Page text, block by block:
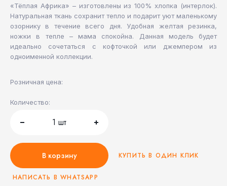
«Тёплая Африка» – изготовлены из 100% хлопка (интерлок).
Натуральная ткань сохранит тепло и подарит уют маленькому
озорнику в течение всего дня. Удобная желтая резинка,
ножки в тепле – мама спокойна. Данная модель будет
идеально сочетаться с кофточкой или джемпером из
одноименной коллекции.
Розничная цена:
Количество:
1 шт
В корзину КУПИТЬ В ОДИН КЛИК
НАПИСАТЬ В WHATSAPP